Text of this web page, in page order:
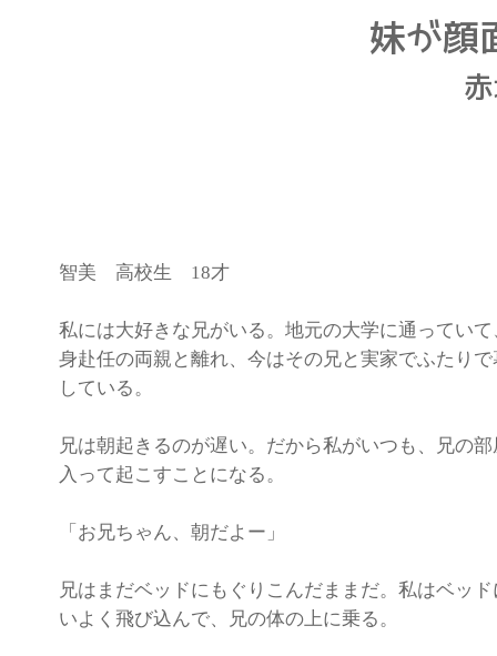
智美 高校生 18才
私には大好きな兄がいる。地元の大学に通っていて
身赴任の両親と離れ、今はその兄と実家でふたりで
している。
兄は朝起きるのが遅い。だから私がいつも、兄の部
入って起こすことになる。
「お兄ちゃん、朝だよー」
兄はまだベッドにもぐりこんだままだ。私はベッド
いよく飛び込んで、兄の体の上に乗る。